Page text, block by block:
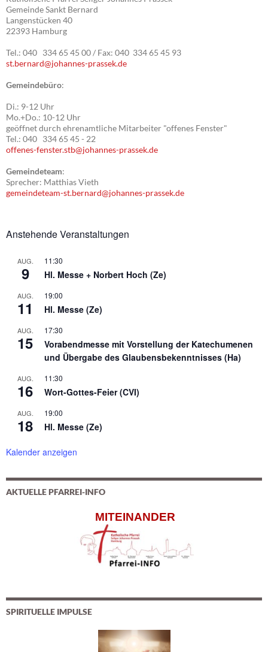
Gemeinde Sankt Bernard
Langenstücken 40
22393 Hamburg
Tel.: 040 334 65 45 00 / Fax: 040 334 65 45 93
st.bernard@johannes-prassek.de
Gemeindebüro:
Di.: 9-12 Uhr
Mo.+Do.: 10-12 Uhr
geöffnet durch ehrenamtliche Mitarbeiter "offenes Fenster"
Tel.: 040 334 65 45 - 22
offenes-fenster.stb@johannes-prassek.de
Gemeindeteam:
Sprecher: Matthias Vieth
gemeindeteam-st.bernard@johannes-prassek.de
Anstehende Veranstaltungen
AUG.
9
11:30
Hl. Messe + Norbert Hoch (Ze)
AUG.
11
19:00
Hl. Messe (Ze)
AUG.
15
17:30
Vorabendmesse mit Vorstellung der Katechumenen
und Übergabe des Glaubensbekenntnisses (Ha)
AUG.
16
11:30
Wort-Gottes-Feier (CVI)
AUG.
18
19:00
Hl. Messe (Ze)
Kalender anzeigen
AKTUELLE PFARREI-INFO
MITEINANDER
SPIRITUELLE IMPULSE